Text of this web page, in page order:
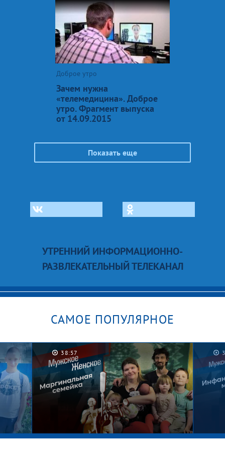
Доброе утро
Зачем нужна
«телемедицина». Доброе
утро. Фрагмент выпуска
от 14.09.2015
Показать еще
УТРЕННИЙ ИНФОРМАЦИОННО-
РАЗВЛЕКАТЕЛЬНЫЙ ТЕЛЕКАНАЛ
САМОЕ ПОПУЛЯРНОЕ
38:57